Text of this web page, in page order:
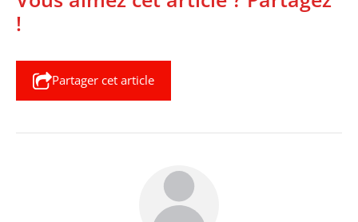
!
Partager cet article